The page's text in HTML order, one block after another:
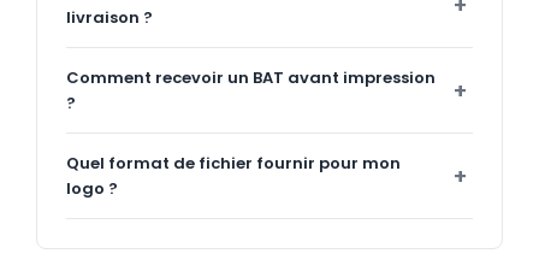
livraison ?
Comment recevoir un BAT avant impression
?
Quel format de fichier fournir pour mon
logo ?